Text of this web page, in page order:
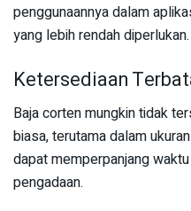
penggunaannya dalam
yang lebih rendah diperlukan.
Ketersediaan
Baja corten mungkin tidak
biasa, terutama dalam
dapat memperpanjang
pengadaan.